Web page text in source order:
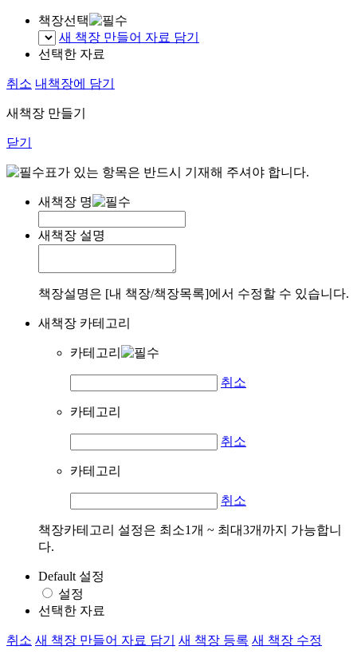
책장선택
새 책장 만들어 자료 담기
선택한 자료
취소 내책장에 담기
새책장 만들기
닫기
표가 있는 항목은 반드시 기재해 주셔야 합니다.
새책장 명
새책장 설명
책장설명은 [내 책장/책장목록]에서 수정할 수 있습니다.
새책장 카테고리
카테고리
취소
카테고리
취소
카테고리
취소
책장카테고리 설정은 최소1개 ~ 최대3개까지 가능합니
다.
Default 설정
설정
선택한 자료
취소 새 책장 만들어 자료 담기 새 책장 등록 새 책장 수정